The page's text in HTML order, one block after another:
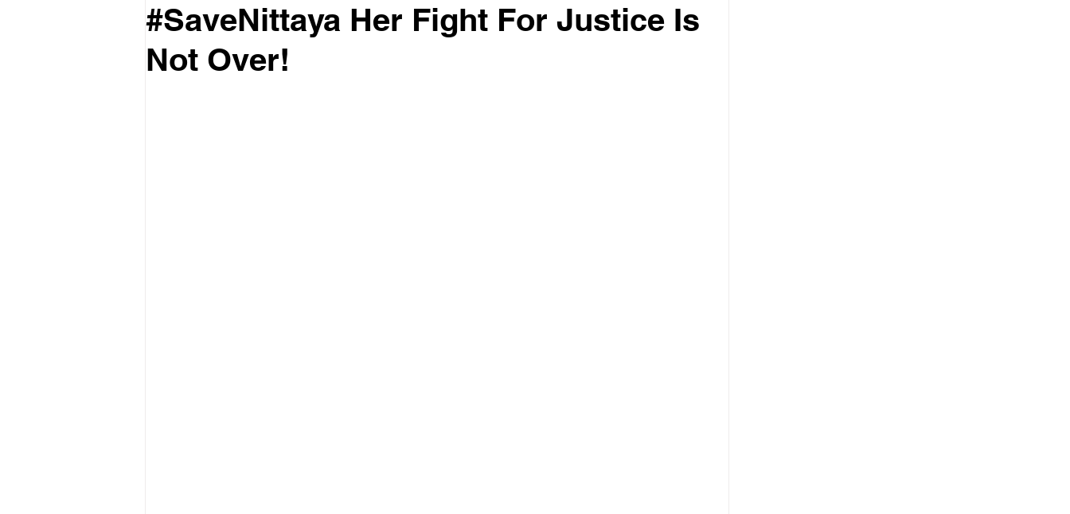
#SaveNittaya Her Fight For Justice Is
Not Over!